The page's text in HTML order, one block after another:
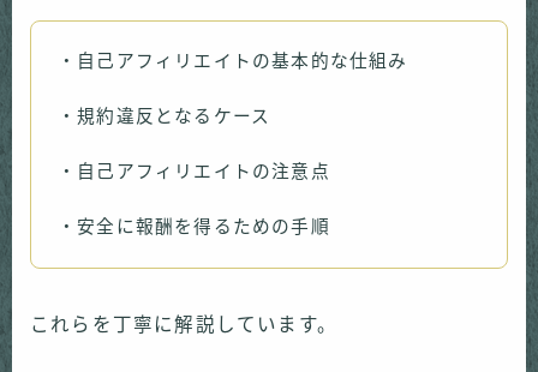
・自己アフィリエイトの基本的な仕組み
・規約違反となるケース
・自己アフィリエイトの注意点
・安全に報酬を得るための手順
これらを丁寧に解説しています。